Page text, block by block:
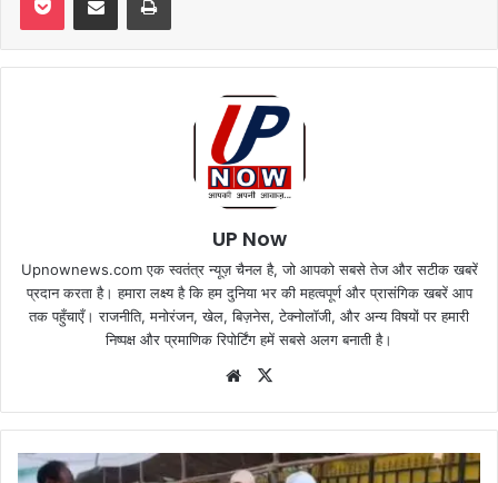
UP Now
Upnownews.com एक स्वतंत्र न्यूज़ चैनल है, जो आपको सबसे तेज और सटीक खबरें
प्रदान करता है। हमारा लक्ष्य है कि हम दुनिया भर की महत्वपूर्ण और प्रासंगिक खबरें आप
तक पहुँचाएँ। राजनीति, मनोरंजन, खेल, बिज़नेस, टेक्नोलॉजी, और अन्य विषयों पर हमारी
निष्पक्ष और प्रमाणिक रिपोर्टिंग हमें सबसे अलग बनाती है।
Website